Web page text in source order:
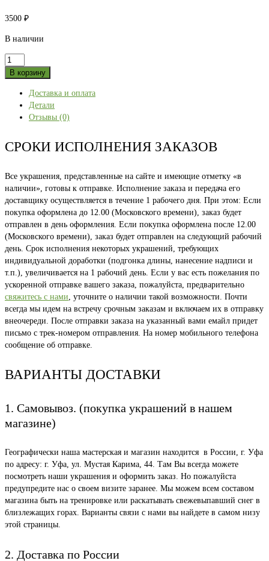
3500 ₽
В наличии
Количество
товара
"Альпийский
Урал"
XXL
В корзину
Доставка и оплата
Детали
Отзывы (0)
СРОКИ ИСПОЛНЕНИЯ ЗАКАЗОВ
Все украшения, представленные на сайте и имеющие отметку «в
наличии», готовы к отправке. Исполнение заказа и передача его
доставщику осуществляется в течение 1 рабочего дня. При этом: Если
покупка оформлена до 12.00 (Московского времени), заказ будет
отправлен в день оформления. Если покупка оформлена после 12.00
(Московского времени), заказ будет отправлен на следующий рабочий
день. Срок исполнения некоторых украшений, требующих
индивидуальной доработки (подгонка длины, нанесение надписи и
т.п.), увеличивается на 1 рабочий день. Если у вас есть пожелания по
ускоренной отправке вашего заказа, пожалуйста, предварительно
свяжитесь с нами, уточните о наличии такой возможности. Почти
всегда мы идем на встречу срочным заказам и включаем их в отправку
внеочереди. После отправки заказа на указанный вами емайл придет
письмо с трек-номером отправления. На номер мобильного телефона
сообщение об отправке.
ВАРИАНТЫ ДОСТАВКИ
1. Самовывоз. (покупка украшений в нашем
магазине)
Географически наша мастерская и магазин находится в России, г. Уфа
по адресу: г. Уфа, ул. Мустая Карима, 44. Там Вы всегда можете
посмотреть наши украшения и оформить заказ. Но пожалуйста
предупредите нас о своем визите заранее. Мы можем всем составом
магазина быть на тренировке или раскатывать свежевыпавший снег в
близлежащих горах. Варианты связи с нами вы найдете в самом низу
этой страницы.
2. Доставка по России